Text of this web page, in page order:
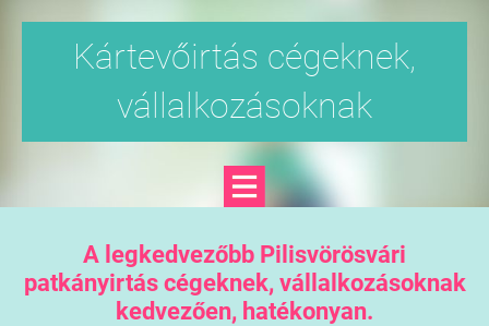
Kártevőirtás cégeknek,
vállalkozásoknak
A legkedvezőbb Pilisvörösvári
patkányirtás cégeknek, vállalkozásoknak
kedvezően, hatékonyan.